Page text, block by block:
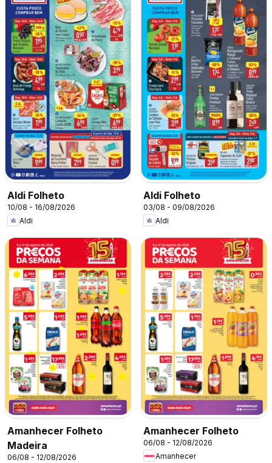
Aldi Folheto
10/08 - 16/08/2026
Aldi
Aldi Folheto
03/08 - 09/08/2026
Aldi
Amanhecer Folheto
Madeira
06/08 - 12/08/2026
Amanhecer Folheto
06/08 - 12/08/2026
Amanhecer